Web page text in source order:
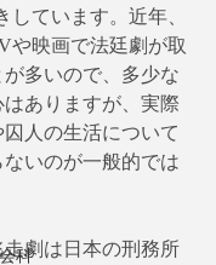
科
ています。近年、
や映画で法廷劇が取
多いので、多少な
ありますが、実際
人の生活について
いのが一般的では
劇は日本の刑務所